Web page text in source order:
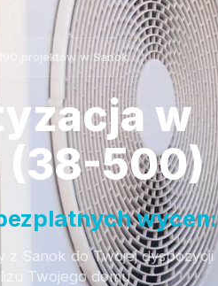
projektów w Sanok
w
(38-500)
wycen:
z Sanok do Twojej dyspozycji
Twojego domu